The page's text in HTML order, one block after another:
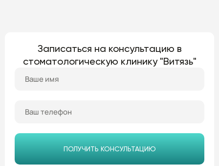
Записаться на консультацию в
стоматологическую клинику "Витязь"
ПОЛУЧИТЬ КОНСУЛЬТАЦИЮ